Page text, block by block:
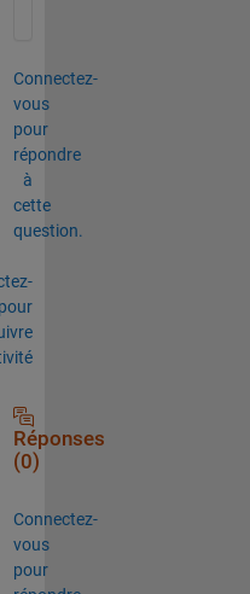
Connectez-
vous
pour
répondre
à
cette
question.
Réponses
(0)
Connectez-
vous
pour